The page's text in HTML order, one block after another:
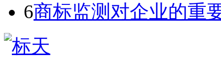
6商标监测对企业的重